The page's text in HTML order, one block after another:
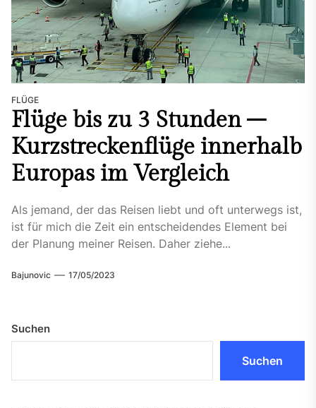
FLÜGE
Flüge bis zu 3 Stunden –
Kurzstreckenflüge innerhalb
Europas im Vergleich
Als jemand, der das Reisen liebt und oft unterwegs ist,
ist für mich die Zeit ein entscheidendes Element bei
der Planung meiner Reisen. Daher ziehe...
Bajunovic 17/05/2023
Suchen
Suchen